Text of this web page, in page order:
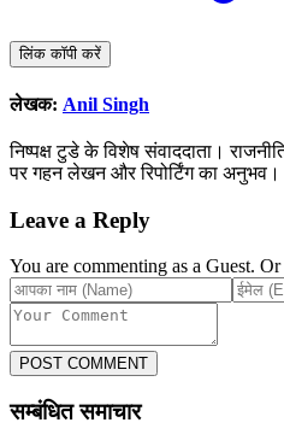
लिंक कॉपी करें
लेखक: Anil Singh
निष्पक्ष टुडे के विशेष संवाददाता।
पर गहन लेखन और रिपोर्टिंग का अनुभव।
Leave a Reply
You are commenting as a Guest. Or
POST COMMENT
सम्बंधित समाचार